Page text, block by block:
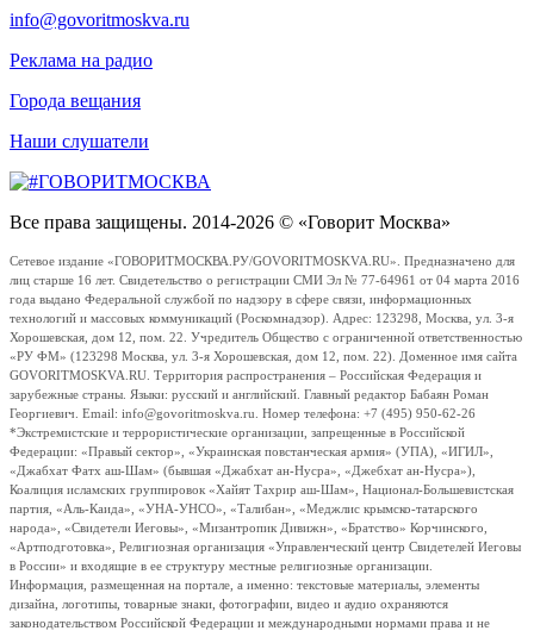
info@govoritmoskva.ru
Реклама на радио
Города вещания
Наши слушатели
Все права защищены. 2014-2026 © «Говорит Москва»
Сетевое издание «ГОВОРИТМОСКВА.РУ/GOVORITMOSKVA.RU». Предназначено для
лиц старше 16 лет. Свидетельство о регистрации СМИ Эл № 77-64961 от 04 марта 2016
года выдано Федеральной службой по надзору в сфере связи, информационных
технологий и массовых коммуникаций (Роскомнадзор). Адрес: 123298, Москва, ул. 3-я
Хорошевская, дом 12, пом. 22. Учредитель Общество с ограниченной ответственностью
«РУ ФМ» (123298 Москва, ул. 3-я Хорошевская, дом 12, пом. 22). Доменное имя сайта
GOVORITMOSKVA.RU. Территория распространения – Российская Федерация и
зарубежные страны. Языки: русский и английский. Главный редактор Бабаян Роман
Георгиевич. Email: info@govoritmoskva.ru. Номер телефона: +7 (495) 950-62-26
*Экстремистские и террористические организации, запрещенные в Российской
Федерации: «Правый сектор», «Украинская повстанческая армия» (УПА), «ИГИЛ»,
«Джабхат Фатх аш-Шам» (бывшая «Джабхат ан-Нусра», «Джебхат ан-Нусра»),
Коалиция исламских группировок «Хайят Тахрир аш-Шам», Национал-Большевистская
партия, «Аль-Каида», «УНА-УНСО», «Талибан», «Меджлис крымско-татарского
народа», «Свидетели Иеговы», «Мизантропик Дивижн», «Братство» Корчинского,
«Артподготовка», Религиозная организация «Управленческий центр Свидетелей Иеговы
в России» и входящие в ее структуру местные религиозные организации.
Информация, размещенная на портале, а именно: текстовые материалы, элементы
дизайна, логотипы, товарные знаки, фотографии, видео и аудио охраняются
законодательством Российской Федерации и международными нормами права и не